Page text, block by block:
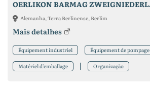
Alemanha, Terra Berlinense, Berlim
Mais detalhes
Équipement industriel Équipement de pompage
Matériel d'emballage Organização